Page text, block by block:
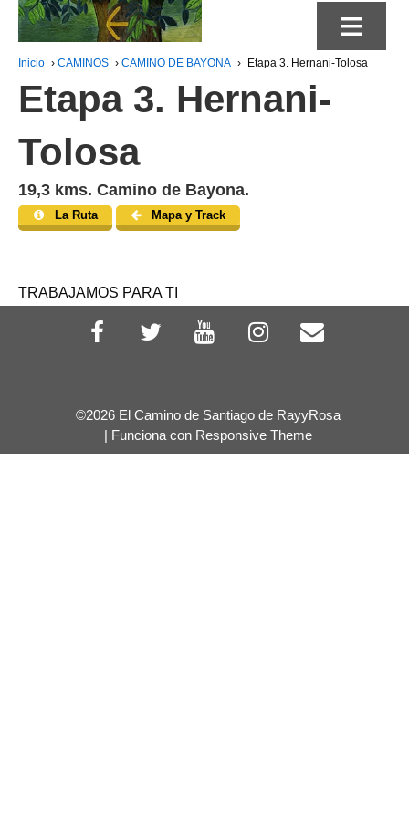
≡
Inicio › CAMINOS › CAMINO DE BAYONA › Etapa 3. Hernani-Tolosa
Etapa 3. Hernani-
Tolosa
19,3 kms. Camino de Bayona.
La Ruta Mapa y Track
TRABAJAMOS PARA TI
©2026 El Camino de Santiago de RayyRosa
| Funciona con Responsive Theme